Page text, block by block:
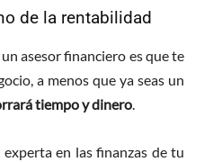
de la rentabilidad
asesor financiero es que te
a menos que ya seas un
tiempo y dinero.
en las finanzas de tu